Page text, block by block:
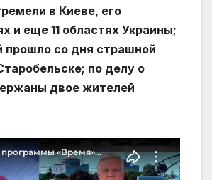
в Киеве, его
и еще 11 областях Украины;
прошло со дня страшной
по делу о
двое жителей